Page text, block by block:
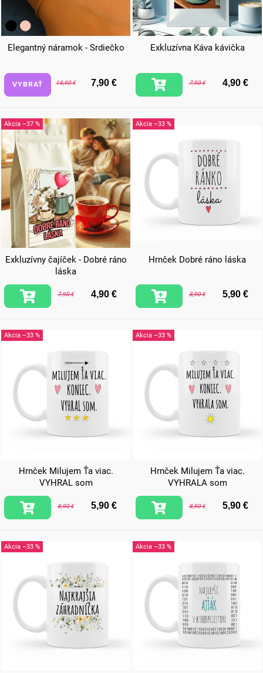
Elegantný náramok - Srdiečko
15,90 € 7,90 €
VYBRAŤ
Exkluzívna Káva kávička
7,90 € 4,90 €
–37 %
Exkluzívny čajíček - Dobré ráno
láska
7,90 € 4,90 €
–33 %
Hrnček Dobré ráno láska
8,90 € 5,90 €
–33 %
Hrnček Milujem Ťa viac.
VYHRAL som
8,90 € 5,90 €
–33 %
Hrnček Milujem Ťa viac.
VYHRALA som
8,90 € 5,90 €
–33 % –33 %